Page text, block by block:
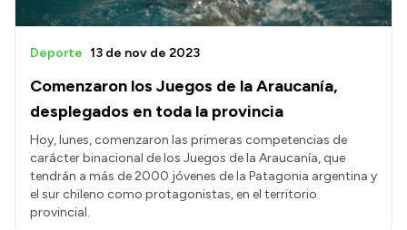
Comenzaron los Juegos de la Araucanía,
desplegados en toda la provincia
Deporte 13 de nov de 2023
Hoy, lunes, comenzaron las primeras competencias de
carácter binacional de los Juegos de la Araucanía, que
tendrán a más de 2000 jóvenes de la Patagonia argentina y
el sur chileno como protagonistas, en el territorio
provincial.